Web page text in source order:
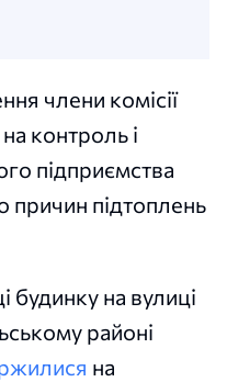
члени комісії
контроль і
підприємства
причин підтоплень
на вулиці
районі
на